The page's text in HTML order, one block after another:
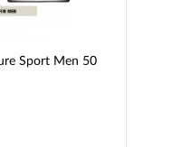
Sport Men 50